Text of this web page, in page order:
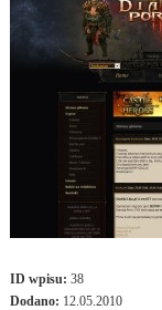
ID wpisu: 38
Dodano: 12.05.2010